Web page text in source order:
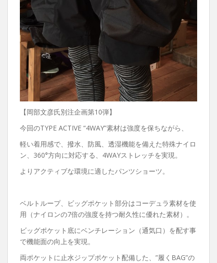
【岡部文彦氏別注企画第10弾】
今回のTYPE ACTIVE “4WAY”素材は強度を保ちながら、
軽い着用感で、撥水、防風、透湿機能を備えた特殊ナイロ
ン、360°方向に対応する、4WAYストレッチを実現。
よりアクティブな環境に適したパンツショーツ。
ベルトループ、ビッグポケット部分はコーデュラ素材を使
用（ナイロンの7倍の強度を持つ耐久性に優れた素材）。
ビッグポケット底にベンチレーション（通気口）を配す事
で機能面の向上を実現。
両ポケットに止水ジップポケット配備した、”履くBAG”の